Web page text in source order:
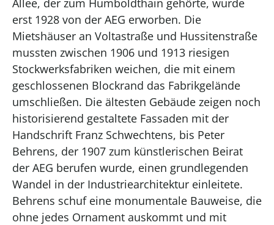
erst 1928 von der AEG erworben. Die
Mietshäuser an Voltastraße und Hussitenstraße
mussten zwischen 1906 und 1913 riesigen
Stockwerksfabriken weichen, die mit einem
geschlossenen Blockrand das Fabrikgelände
umschließen. Die ältesten Gebäude zeigen noch
historisierend gestaltete Fassaden mit der
Handschrift Franz Schwechtens, bis Peter
Behrens, der 1907 zum künstlerischen Beirat
der AEG berufen wurde, einen grundlegenden
Wandel in der Industriearchitektur einleitete.
Behrens schuf eine monumentale Bauweise, die
ohne jedes Ornament auskommt und mit